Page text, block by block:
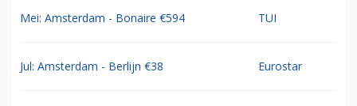
Mei: Amsterdam - Bonaire €594 TUI
Jul: Amsterdam - Berlijn €38 Eurostar